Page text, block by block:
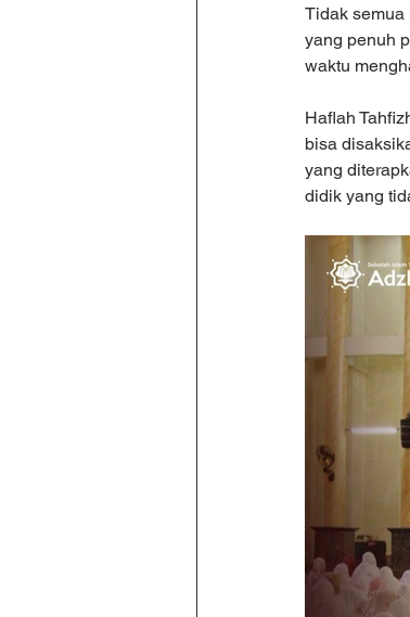
Tidak semua
yang penuh
waktu
Haflah
bisa
yang
didik yang